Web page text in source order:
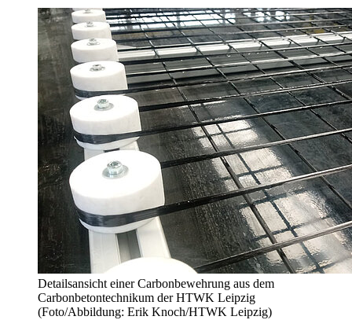
Detailsansicht einer Carbonbewehrung aus dem
Carbonbetontechnikum der HTWK Leipzig
(Foto/Abbildung: Erik Knoch/HTWK Leipzig)